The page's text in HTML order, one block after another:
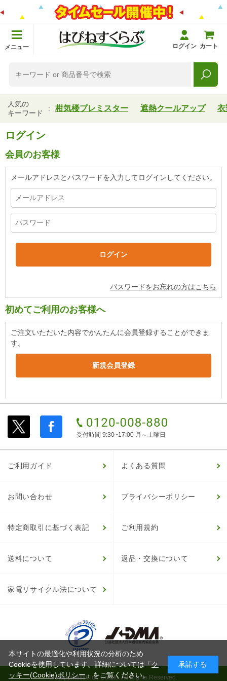
メニュー ログイン カート
人気の
キーワード
柑気楼プレミスター 遮熱クールアップ 衣
ログイン
会員のお客様
メールアドレスとパスワードを入力してログインしてください。
パスワードをお忘れの方はこちら
初めてご利用のお客様へ
ご注文いただいた内容でかんたんに会員登録することができま
す。
受付時間 9:30~17:00 月～土曜日
ご利用ガイド よくある質問
お問い合わせ プライバシーポリシー
特定商取引に基づく表記 ご利用規約
送料について 返品・交換について
家電リサイクル法について
© HappinessClub Co.Ltd. All Rights Reserved.
本サイトの最適化や利用状況の分析のため
Cookieを使用しています。詳細については「ク
ッキー(Cookie)ポリシー」をご覧ください。
承諾する